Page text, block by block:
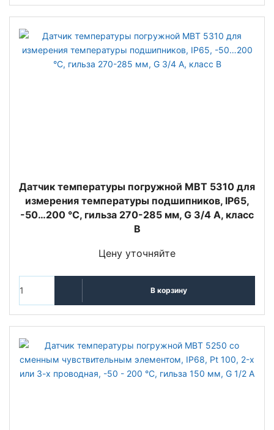
Датчик температуры погружной MBT 5310 для
измерения температуры подшипников, IP65,
-50…200 °C, гильза 270-285 мм, G 3/4 А, класс
B
Цену уточняйте
В корзину